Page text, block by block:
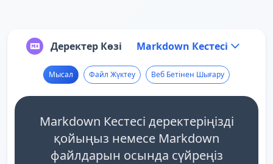
Деректер Көзі Markdown Кестесі
Мысал Файл Жүктеу Веб Бетінен Шығару
Markdown Кестесі деректеріңізді
қойыңыз немесе Markdown
файлдарын осында сүйреңіз